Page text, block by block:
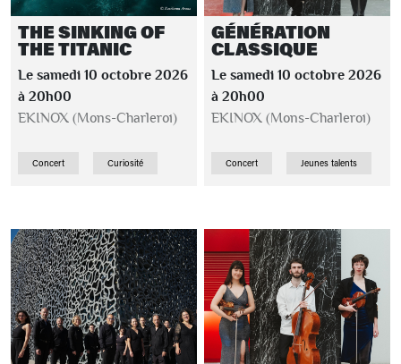
THE SINKING OF
THE TITANIC
Le samedi 10 octobre 2026
à 20h00
EKINOX (Mons-Charleroi)
Concert Curiosité
GÉNÉRATION
CLASSIQUE
Le samedi 10 octobre 2026
à 20h00
EKINOX (Mons-Charleroi)
Concert Jeunes talents